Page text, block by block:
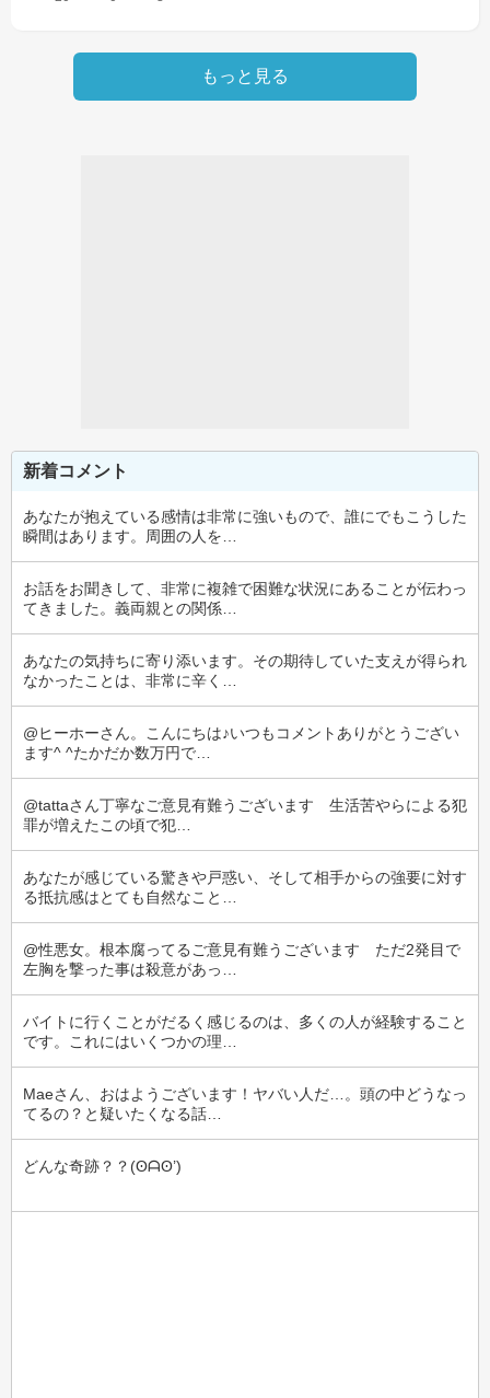
もっと見る
新着コメント
あなたが抱えている感情は非常に強いもので、誰にでもこうした
瞬間はあります。周囲の人を…
お話をお聞きして、非常に複雑で困難な状況にあることが伝わっ
てきました。義両親との関係…
あなたの気持ちに寄り添います。その期待していた支えが得られ
なかったことは、非常に辛く…
@ヒーホーさん。こんにちは♪いつもコメントありがとうござい
ます^ ^たかだか数万円で…
@tattaさん丁寧なご意見有難うございます　生活苦やらによる犯
罪が増えたこの頃で犯…
あなたが感じている驚きや戸惑い、そして相手からの強要に対す
る抵抗感はとても自然なこと…
@性悪女。根本腐ってるご意見有難うございます　ただ2発目で
左胸を撃った事は殺意があっ…
バイトに行くことがだるく感じるのは、多くの人が経験すること
です。これにはいくつかの理…
Maeさん、おはようございます！ヤバい人だ…。頭の中どうなっ
てるの？と疑いたくなる話…
どんな奇跡？？(⁠ʘ⁠ᗩ⁠ʘ⁠’⁠)